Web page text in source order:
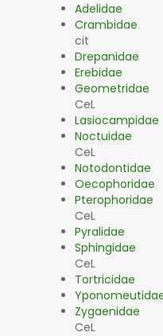
Adelidae
Crambidae
cit
Drepanidae
Erebidae
Geometridae
CeL
Noctuidae
CeL
Notodontidae
Oecophoridae
Pterophoridae
CeL
Pyralidae
Sphingidae
CeL
Tortricidae
Zygaenidae
CeL